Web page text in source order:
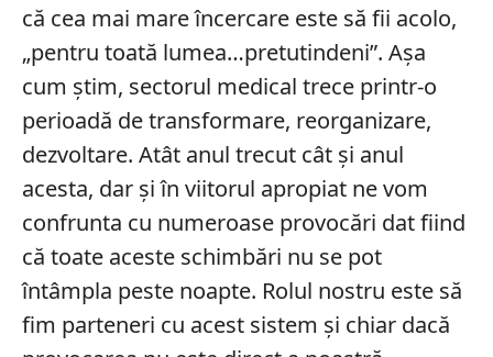
că cea mai mare încercare este să fii acolo,
„pentru toată lumea…pretutindeni”. Așa
cum știm, sectorul medical trece printr-o
perioadă de transformare, reorganizare,
dezvoltare. Atât anul trecut cât și anul
acesta, dar și în viitorul apropiat ne vom
confrunta cu numeroase provocări dat fiind
că toate aceste schimbări nu se pot
întâmpla peste noapte. Rolul nostru este să
fim parteneri cu acest sistem și chiar dacă